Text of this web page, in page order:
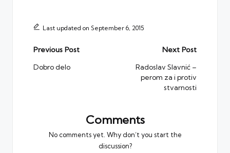
Last updated on September 6, 2015
Post
navigation
Previous Post
Dobro delo
Next Post
Radoslav Slavnić –
perom za i protiv
stvarnosti
Comments
No comments yet. Why don’t you start the
discussion?